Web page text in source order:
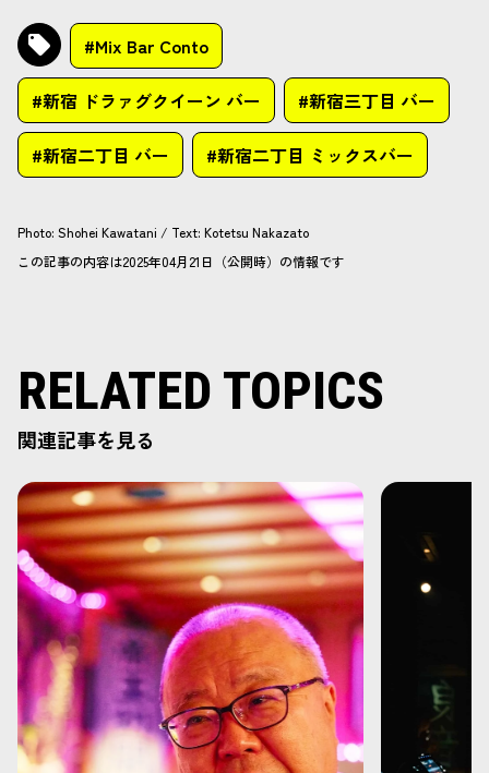
#Mix Bar Conto
#新宿 ドラァグクイーン バー #新宿三丁目 バー
#新宿二丁目 バー #新宿二丁目 ミックスバー
Photo: Shohei Kawatani / Text: Kotetsu Nakazato
この記事の内容は2025年04月21日（公開時）の情報です
RELATED TOPICS
関連記事を見る